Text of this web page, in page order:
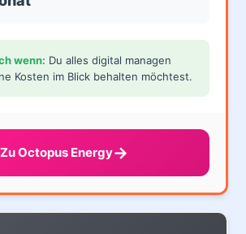
wenn: Du alles digital managen
Kosten im Blick behalten möchtest.
Zu Octopus Energy→